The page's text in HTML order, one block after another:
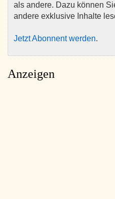
als andere. Dazu können
andere exklusive Inhalte
Jetzt Abonnent werden.
Anzeigen